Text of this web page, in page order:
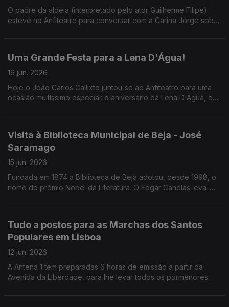
O padre da aldeia (interpretado pelo ator Guilherme Filipe)
esteve no Anfiteatro para conversar com a Carina Jorge sobre
Uma Grande Festa para a Lena D'Água!
16 jun. 2026
Hoje o João Carlos Callixto juntou-se ao Anfiteatro para uma
ocasião muitíssimo especial: o aniversário da Lena D'Água, que
Visita à Biblioteca Municipal de Beja - José
Saramago
15 jun. 2026
Fundada em 1874 a Biblioteca de Beja adotou, desde 1998, o
nome do prémio Nobel da Literatura. O Edgar Canelas leva-
Tudo a postos para as Marchas dos Santos
Populares em Lisboa
12 jun. 2026
A Antena 1 tem preparadas 6 horas de emissão a partir da
Avenida da Liberdade, para lhe levar todos os pormenores